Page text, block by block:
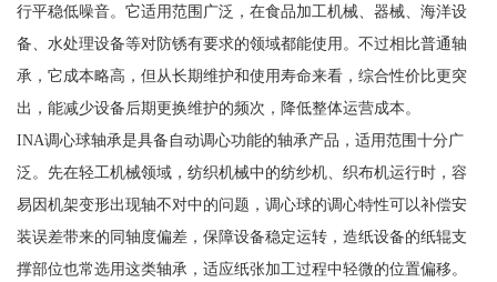
行平稳低噪音。它适用范围广泛，在食品加工机械、器械、海洋设
备、水处理设备等对防锈有要求的领域都能使用。不过相比普通轴
承，它成本略高，但从长期维护和使用寿命来看，综合性价比更突
出，能减少设备后期更换维护的频次，降低整体运营成本。
INA调心球轴承是具备自动调心功能的轴承产品，适用范围十分广
泛。先在轻工机械领域，纺织机械中的纺纱机、织布机运行时，容
易因机架变形出现轴不对中的问题，调心球的调心特性可以补偿安
装误差带来的同轴度偏差，保障设备稳定运转，造纸设备的纸辊支
撑部位也常选用这类轴承，适应纸张加工过程中轻微的位置偏移。